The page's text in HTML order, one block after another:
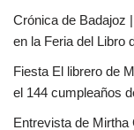
Crónica de Badajoz
en la Feria del Libro
Fiesta El librero de
el 144 cumpleaños
Entrevista de